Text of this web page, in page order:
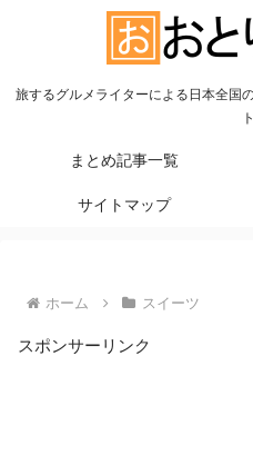
旅するグルメライターによる日本全国
ト
まとめ記事一覧
サイトマップ
ホーム スイーツ
スポンサーリンク